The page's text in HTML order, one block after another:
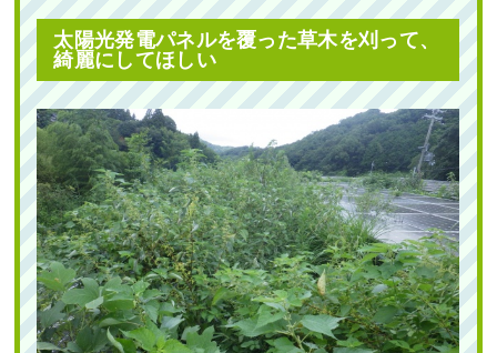
太陽光発電パネルを覆った草木を刈って、
綺麗にしてほしい